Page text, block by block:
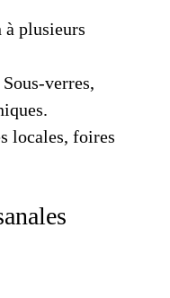
à plusieurs
Sous-verres,
locales, foires